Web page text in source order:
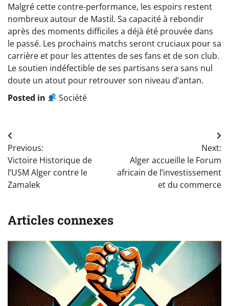
Malgré cette contre-performance, les espoirs restent
nombreux autour de Mastil. Sa capacité à rebondir
après des moments difficiles a déjà été prouvée dans
le passé. Les prochains matchs seront cruciaux pour sa
carrière et pour les attentes de ses fans et de son club.
Le soutien indéfectible de ses partisans sera sans nul
doute un atout pour retrouver son niveau d’antan.
Posted in
Société
Navigation
de
l’article
Previous:
Victoire Historique de
l’USM Alger contre le
Zamalek
Next:
Alger accueille le Forum
africain de l’investissement
et du commerce
Articles connexes